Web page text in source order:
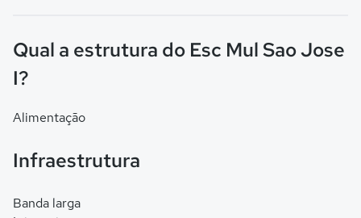
Qual a estrutura do Esc Mul Sao Jose
I?
Alimentação
Infraestrutura
Banda larga